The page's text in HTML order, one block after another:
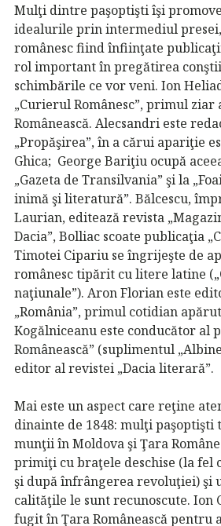
Mulţi dintre paşoptişti îşi
idealurile prin intermediul
românesc fiind înfiinţate
rol important în pregătirea
schimbările ce vor veni. Ion
„Curierul Românesc”, primul
Românească. Alecsandri este
„Propăşirea”, în a cărui apariţie
Ghica; George Bariţiu ocupă
„Gazeta de Transilvania” şi la
inimă şi literatură”. Bălcescu,
Laurian, editează revista
Dacia”, Bolliac scoate publicaţia
Timotei Cipariu se îngrijeşte de
românesc tipărit cu litere latine
naţiunale”). Aron Florian este
„România”, primul cotidian
Kogălniceanu este conducător al
Românească” (suplimentul
editor al revistei „Dacia literară”.
Mai este un aspect care reţine
dinainte de 1848: mulţi
munţii în Moldova şi Ţara
primiţi cu braţele deschise (la fel
şi după înfrângerea revoluţiei) şi
calităţile le sunt recunoscute. Ion
fugit în Ţara Românească pentru